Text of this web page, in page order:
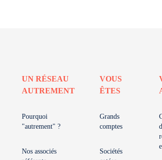
UN RÉSEAU
AUTREMENT
Pourquoi
"autrement" ?
Nos associés
VOUS
ÊTES
Grands
comptes
Sociétés